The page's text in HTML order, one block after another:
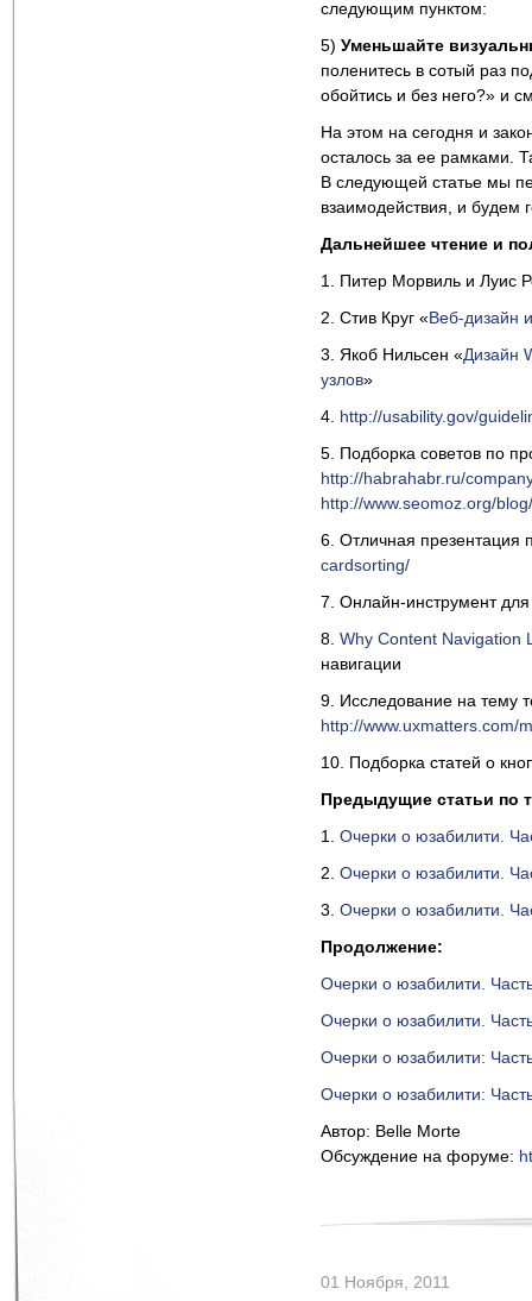
следующим пунктом:
5) Уменьшайте
поленитесь в сотый раз
обойтись и без него?» и
На этом на сегодня и
осталось за ее рамками.
В следующей статье мы
взаимодействия, и будем
Дальнейшее чтение и
1. Питер Морвиль и Луис
2. Стив Круг «Веб-дизайн
3. Якоб Нильсен «Дизайн
узлов»
4. http://usability.gov/
5. Подборка советов по
http://habrahabr.ru/
http://www.seomoz.org/
6. Отличная презентация
cardsorting/
7. Онлайн-инструмент
8. Why Content Navigation
навигации
9. Исследование на тему
http://www.uxmatters.com/
10. Подборка статей о
Предыдущие статьи по
1. Очерки о юзабилити.
2. Очерки о юзабилити.
3. Очерки о юзабилити.
Продолжение:
Очерки о юзабилити.
Очерки о юзабилити.
Очерки о юзабилити:
Очерки о юзабилити:
Автор: Belle Morte
Обсуждение на форуме:
01 Ноября, 2011